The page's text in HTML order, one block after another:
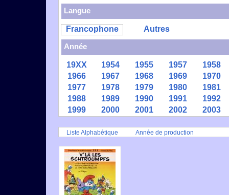
Langue
Francophone
Autres
Année
19XX 1954 1955 1957
1958
1966
1967 1968 1969
1970
1977
1978 1979 1980
1981
1988
1989 1990 1991
1992
1999
2000 2001 2002 2003
Liste Alphabétique Année de production